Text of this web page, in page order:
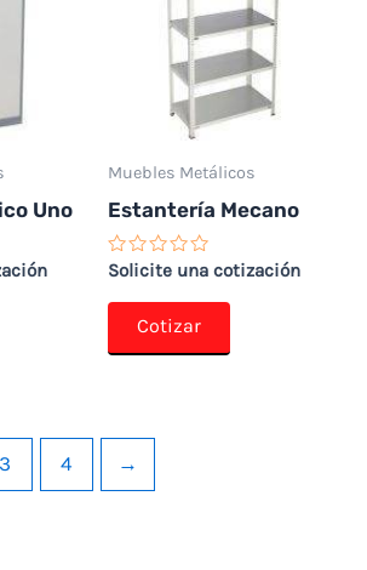
Uno
Muebles Metálicos
Estantería Mecano
Valorado
0
Solicite una cotización
Cotizar
3 4 →